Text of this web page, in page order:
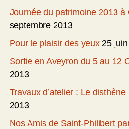
Journée du patrimoine 2013 à
septembre 2013
Pour le plaisir des yeux 25
Sortie en Aveyron du 5 au 12
2013
Travaux d’atelier : Le disthène
2013
Nos Amis de Saint-Philibert